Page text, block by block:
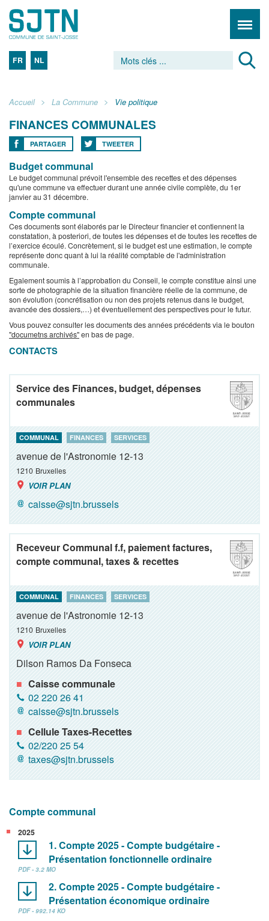
FR NL
Accueil La Commune Vie politique
FINANCES COMMUNALES
PARTAGER TWEETER
Budget communal
Le budget communal prévoit l'ensemble des recettes et des dépenses
qu'une commune va effectuer durant une année civile complète, du 1er
janvier au 31 décembre.
Compte communal
Ces documents sont élaborés par le Directeur financier et contiennent la
constatation, à posteriori, de toutes les dépenses et de toutes les recettes de
l’exercice écoulé. Concrètement, si le budget est une estimation, le compte
représente donc quant à lui la réalité comptable de l'administration
communale.
Egalement soumis à l’approbation du Conseil, le compte constitue ainsi une
sorte de photographie de la situation financière réelle de la commune, de
son évolution (concrétisation ou non des projets retenus dans le budget,
avancée des dossiers,…) et éventuellement des perspectives pour le futur.
Vous pouvez consulter les documents des années précédents via le bouton
"documetns archivés"en bas de page.
CONTACTS
Service des Finances, budget, dépenses
communales
COMMUNAL FINANCES SERVICES
avenue de l'Astronomie 12-13
1210 Bruxelles
VOIR PLAN
caisse@sjtn.brussels
Receveur Communal f.f, paiement factures,
compte communal, taxes & recettes
COMMUNAL FINANCES SERVICES
avenue de l'Astronomie 12-13
1210 Bruxelles
VOIR PLAN
Dilson Ramos Da Fonseca
Caisse communale
02 220 26 41
caisse@sjtn.brussels
Cellule Taxes-Recettes
02/220 25 54
taxes@sjtn.brussels
Compte communal
2025
1. Compte 2025 - Compte budgétaire -
Présentation fonctionnelle ordinaire
PDF - 3.2 MO
2. Compte 2025 - Compte budgétaire -
Présentation économique ordinaire
PDF - 992.14 KO